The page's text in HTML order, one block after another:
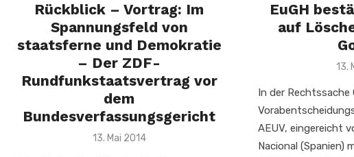
Rückblick – Vortrag: Im
Spannungsfeld von
staatsferne und Demokratie
– Der ZDF-
Rundfunkstaatsvertrag vor
dem
Bundesverfassungsgericht
Veröffentlicht
13. Mai 2014
EuGH
auf
13.
In der Rechtssache
AEUV, eingereicht
Nacional (Spanien)